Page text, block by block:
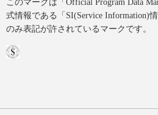
このマークは「Official Program Data
式情報である「SI(Service Information)
のみ表記が許されているマークです。